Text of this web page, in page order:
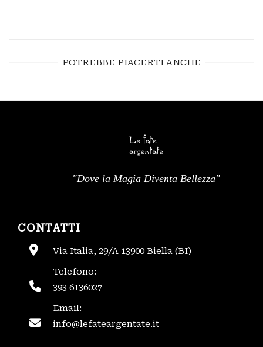
POTREBBE PIACERTI ANCHE
"Dove la Magia Diventa Bellezza"
CONTATTI
Via Italia, 29/A 13900 Biella (BI)
Telefono:
393 6136027
Email:
info@lefateargentate.it